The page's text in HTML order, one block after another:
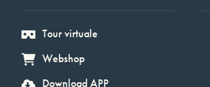
Tour virtuale
Webshop
Download APP